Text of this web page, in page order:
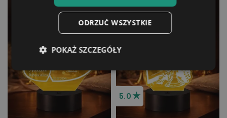
5.0 ★
ODRZUĆ WSZYSTKIE
POKAŻ SZCZEGÓŁY